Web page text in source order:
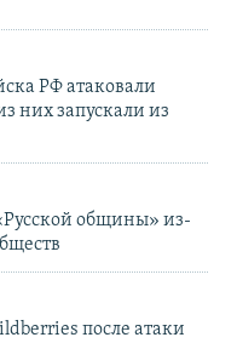
РФ атаковали
них запускали из
общины» из-
после атаки